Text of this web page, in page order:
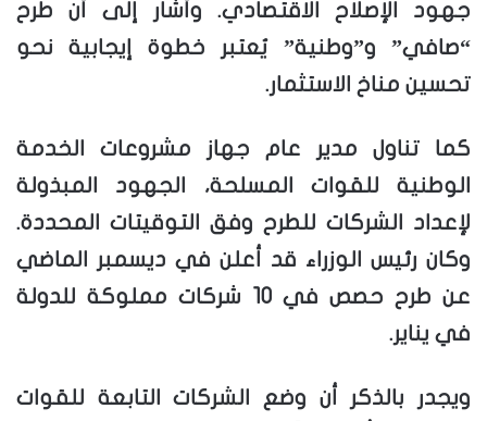
جهود الإصلاح الاقتصادي. وأشار إلى أن طرح
“صافي” و”وطنية” يُعتبر خطوة إيجابية نحو
تحسين مناخ الاستثمار.
كما تناول مدير عام جهاز مشروعات الخدمة
الوطنية للقوات المسلحة، الجهود المبذولة
لإعداد الشركات للطرح وفق التوقيتات المحددة.
وكان رئيس الوزراء قد أعلن في ديسمبر الماضي
عن طرح حصص في 10 شركات مملوكة للدولة
في يناير.
ويجدر بالذكر أن وضع الشركات التابعة للقوات